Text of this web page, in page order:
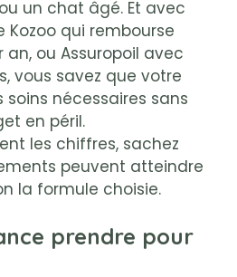
un chat âgé. Et avec
qui rembourse
an, ou Assuropoil avec
vous savez que votre
nécessaires sans
en péril.
les chiffres, sachez
peuvent atteindre
la formule choisie.
prendre pour